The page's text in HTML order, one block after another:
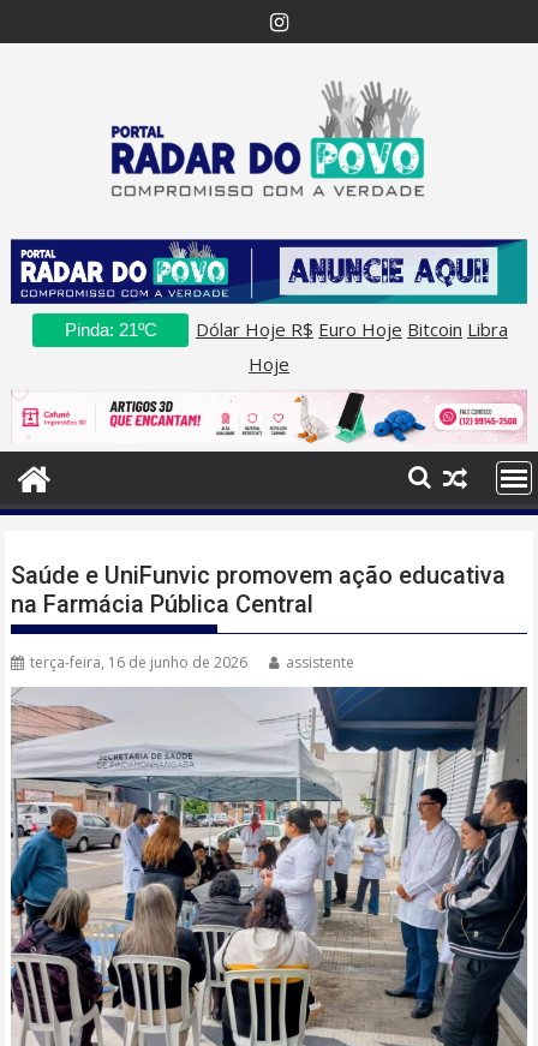
to
Pinda: 21ºC Dólar Hoje R$ Euro Hoje Bitcoin Libra
Hoje
Saúde e UniFunvic promovem ação educativa
na Farmácia Pública Central
terça-feira, 16 de junho de 2026 assistente